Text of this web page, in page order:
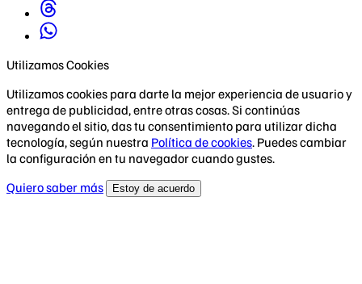
Utilizamos Cookies
Utilizamos cookies para darte la mejor experiencia de usuario y
entrega de publicidad, entre otras cosas. Si continúas
navegando el sitio, das tu consentimiento para utilizar dicha
tecnología, según nuestra Política de cookies. Puedes cambiar
la configuración en tu navegador cuando gustes.
Quiero saber más
Estoy de acuerdo